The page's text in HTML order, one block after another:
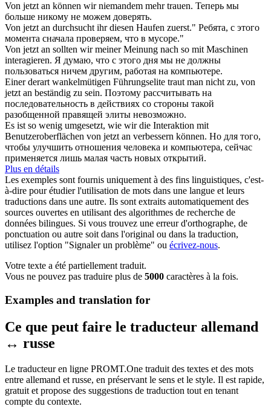
Von jetzt an können wir niemandem mehr trauen. Теперь мы
больше никому не можем доверять.
Von jetzt an durchsucht ihr diesen Haufen zuerst." Ребята, с этого
момента сначала проверяем, что в мусоре."
Von jetzt an sollten wir meiner Meinung nach so mit Maschinen
interagieren. Я думаю, что с этого дня мы не должны
пользоваться ничем другим, работая на компьютере.
Einer derart wankelmütigen Führungselite traut man nicht zu, von
jetzt an beständig zu sein. Поэтому рассчитывать на
последовательность в действиях со стороны такой
разобщенной правящей элиты невозможно.
Es ist so wenig umgesetzt, wie wir die Interaktion mit
Benutzeroberflächen von jetzt an verbessern können. Но для того,
чтобы улучшить отношения человека и компьютера, сейчас
применяется лишь малая часть новых открытий.
Plus en détails
Les exemples sont fournis uniquement à des fins linguistiques, c'est-
à-dire pour étudier l'utilisation de mots dans une langue et leurs
traductions dans une autre. Ils sont extraits automatiquement des
sources ouvertes en utilisant des algorithmes de recherche de
données bilingues. Si vous trouvez une erreur d'orthographe, de
ponctuation ou autre soit dans l'original ou dans la traduction,
utilisez l'option "Signaler un problème" ou écrivez-nous.
Votre texte a été partiellement traduit.
Vous ne pouvez pas traduire plus de 5000 caractères à la fois.
Examples and translation for
Ce que peut faire le traducteur allemand
↔ russe
Le traducteur en ligne PROMT.One traduit des textes et des mots
entre allemand et russe, en préservant le sens et le style. Il est rapide,
gratuit et propose des suggestions de traduction tout en tenant
compte du contexte.